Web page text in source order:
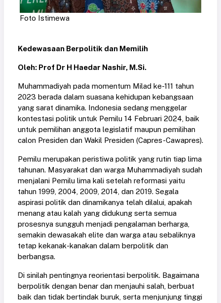
Foto Istimewa
Kedewasaan Berpolitik dan Memilih
Oleh: Prof Dr H Haedar Nashir, M.Si.
Muhammadiyah pada momentum Milad ke-111 tahun
2023 berada dalam suasana kehidupan kebangsaan
yang sarat dinamika. Indonesia sedang menggelar
kontestasi politik untuk Pemilu 14 Februari 2024, baik
untuk pemilihan anggota legislatif maupun pemilihan
calon Presiden dan Wakil Presiden (Capres-Cawapres).
Pemilu merupakan peristiwa politik yang rutin tiap lima
tahunan. Masyarakat dan warga Muhammadiyah sudah
menjalani Pemilu lima kali setelah reformasi yaitu
tahun 1999, 2004, 2009, 2014, dan 2019. Segala
aspirasi politik dan dinamikanya telah dilalui, apakah
menang atau kalah yang didukung serta semua
prosesnya sungguh menjadi pengalaman berharga,
semakin dewasakah elite dan warga atau sebaliknya
tetap kekanak-kanakan dalam berpolitik dan
berbangsa.
Di sinilah pentingnya reorientasi berpolitik. Bagaimana
berpolitik dengan benar dan menjauhi salah, berbuat
baik dan tidak bertindak buruk, serta menjunjung tinggi